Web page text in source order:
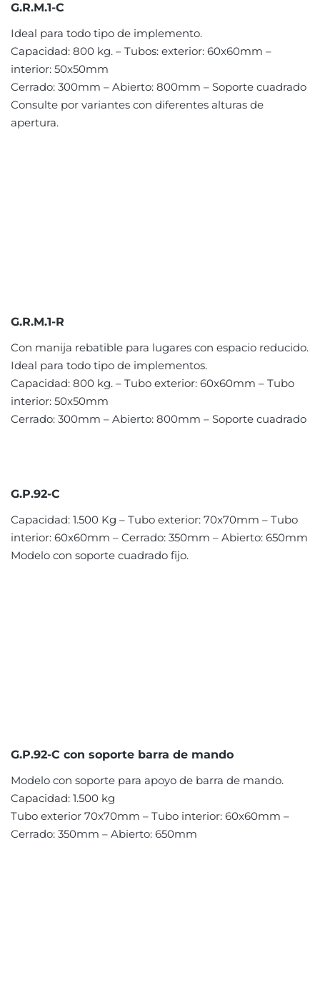
G.R.M.1-C
Ideal para todo tipo de implemento.
Capacidad: 800 kg. – Tubos: exterior: 60x60mm –
interior: 50x50mm
Cerrado: 300mm – Abierto: 800mm – Soporte cuadrado
Consulte por variantes con diferentes alturas de
apertura.
G.R.M.1-R
Con manija rebatible para lugares con espacio reducido.
Ideal para todo tipo de implementos.
Capacidad: 800 kg. – Tubo exterior: 60x60mm – Tubo
interior: 50x50mm
Cerrado: 300mm – Abierto: 800mm – Soporte cuadrado
G.P.92-C
Capacidad: 1.500 Kg – Tubo exterior: 70x70mm – Tubo
interior: 60x60mm – Cerrado: 350mm – Abierto: 650mm
Modelo con soporte cuadrado fijo.
G.P.92-C con soporte barra de mando
Modelo con soporte para apoyo de barra de mando.
Capacidad: 1.500 kg
Tubo exterior 70x70mm – Tubo interior: 60x60mm –
Cerrado: 350mm – Abierto: 650mm